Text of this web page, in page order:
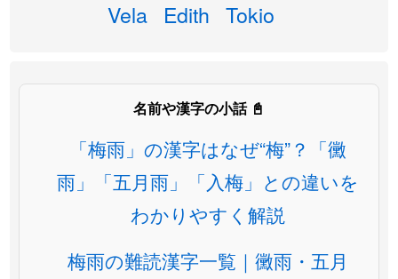
Vela Edith Tokio
名前や漢字の小話 📓
「梅雨」の漢字はなぜ“梅”？「黴
雨」「五月雨」「入梅」との違いを
わかりやすく解説
梅雨の難読漢字一覧｜黴雨・五月